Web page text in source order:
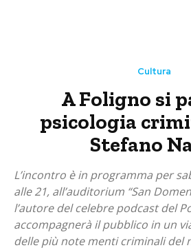
Cultura
A Foligno si
psicologia
Stefano
L’incontro è in programma per
alle 21, all’auditorium “San
l’autore del celebre podcast del
accompagnerà il pubblico in un
delle più note menti criminali del